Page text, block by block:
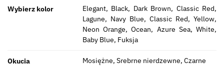
Wybierz kolor
Elegant, Black, Dark Brown, Classic Red,
Lagune, Navy Blue, Classic Red, Yellow,
Neon Orange, Ocean, Azure Sea, White,
Baby Blue, Fuksja
Okucia Mosiężne, Srebrne nierdzewne, Czarne